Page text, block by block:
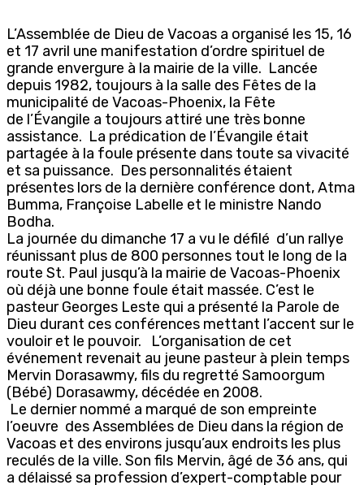
L’Assemblée de Dieu de Vacoas a organisé les 15, 16
et 17 avril une manifestation d’ordre spirituel de
grande envergure à la mairie de la ville. Lancée
depuis 1982, toujours à la salle des Fêtes de la
municipalité de Vacoas-Phoenix, la Fête
de l’Évangile a toujours attiré une très bonne
assistance. La prédication de l’Évangile était
partagée à la foule présente dans toute sa vivacité
et sa puissance. Des personnalités étaient
présentes lors de la dernière conférence dont, Atma
Bumma, Françoise Labelle et le ministre Nando
Bodha.
La journée du dimanche 17 a vu le défilé d’un rallye
réunissant plus de 800 personnes tout le long de la
route St. Paul jusqu’à la mairie de Vacoas-Phoenix
où déjà une bonne foule était massée. C’est le
pasteur Georges Leste qui a présenté la Parole de
Dieu durant ces conférences mettant l’accent sur le
vouloir et le pouvoir. L’organisation de cet
événement revenait au jeune pasteur à plein temps
Mervin Dorasawmy, fils du regretté Samoorgum
(Bébé) Dorasawmy, décédée en 2008.
Le dernier nommé a marqué de son empreinte
l’oeuvre des Assemblées de Dieu dans la région de
Vacoas et des environs jusqu’aux endroits les plus
reculés de la ville. Son fils Mervin, âgé de 36 ans, qui
a délaissé sa profession d’expert-comptable pour